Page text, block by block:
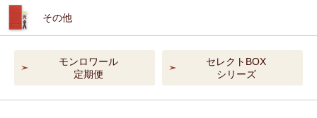
その他
モンロワール
定期便
セレクトBOX
シリーズ